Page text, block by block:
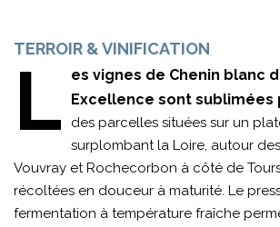
TERROIR & VINIFICATION
L
es vignes de Chenin blanc
Excellence sont sublimées
des parcelles situées sur un
surplombant la Loire, autour
Vouvray et Rochecorbon à côté de
récoltées en douceur à maturité. Le
fermentation à température fraîche